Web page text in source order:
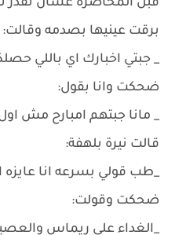
قبل المحاضرة عشان نقدر
برقت عينيها بصدمه وقالت:
_ جبتي اخبارك اي باللي
ضحكت وانا بقول:
_ مانا جبتهم امبارح مش اول
قالت نيرة بلهفة:
_طب قولي بسرعه انا
ضحكت وقولت:
_الغداء علي ريماس